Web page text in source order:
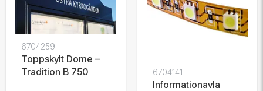
6704259
Toppskylt Dome –
Tradition B 750
6704141
Informationavla